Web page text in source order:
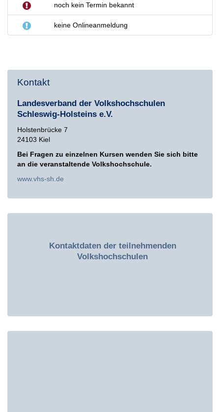
noch kein Termin bekannt
keine Onlineanmeldung
Kontakt
Landesverband der Volkshochschulen
Schleswig-Holsteins e.V.
Holstenbrücke 7
24103 Kiel
Bei Fragen zu einzelnen Kursen wenden Sie sich bitte
an die veranstaltende Volkshochschule.
www.vhs-sh.de
Kontaktdaten der teilnehmenden
Volkshochschulen